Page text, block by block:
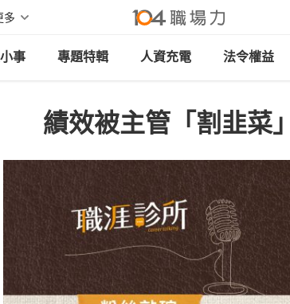
多
事 專題特輯 人資充電 法令權益
績效被主管「割韭菜